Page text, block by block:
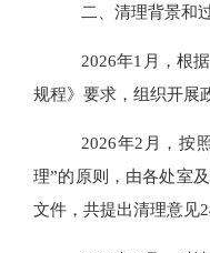
二、清理背景和
2026年1月，根
规程》要求，组织开展
2026年2月，按
理”的原则，由各处室
文件，共提出清理意见